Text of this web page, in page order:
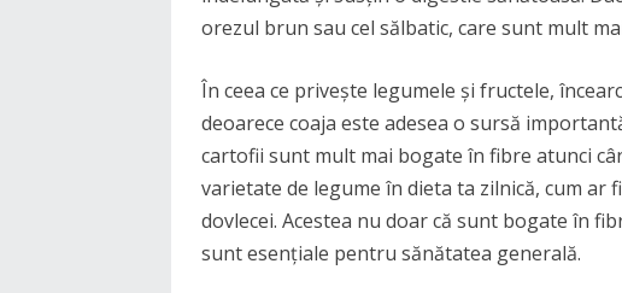
orezul brun sau cel sălbatic, care sunt mult
În ceea ce privește legumele și fructele,
deoarece coaja este adesea o sursă
cartofii sunt mult mai bogate în fibre atunci
varietate de legume în dieta ta zilnică, cum ar
dovlecei. Acestea nu doar că sunt bogate în
sunt esențiale pentru sănătatea generală.